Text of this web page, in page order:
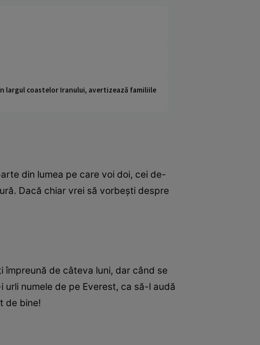
largul coastelor Iranului, avertizează familiile
din lumea pe care voi doi, cei de-
Dacă chiar vrei să vorbeşti despre
împreună de câteva luni, dar când se
numele de pe Everest, ca să-l audă
de bine!